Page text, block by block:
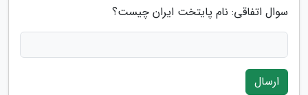
سوال اتفاقی: نام پایتخت ایران چیست؟
ارسال